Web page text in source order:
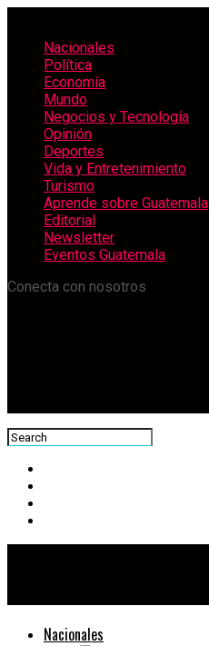
Nacionales
Política
Economía
Mundo
Negocios y Tecnología
Opinión
Deportes
Vida y Entretenimiento
Turismo
Aprende sobre Guatemala
Editorial
Newsletter
Eventos Guatemala
Conecta con nosotros
Nacionales